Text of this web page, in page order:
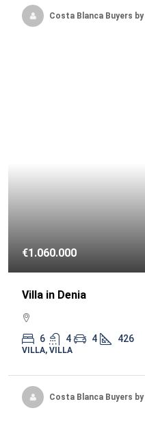
Costa Blanca Buyers
€1.060.000
Villa in Denia
6 4 4 426
VILLA, VILLA
Costa Blanca Buyers